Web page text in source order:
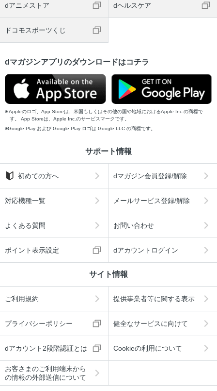
dアニメストア dヘルスケア
ドコモスポーツくじ
dマガジンアプリのダウンロードはコチラ
Appleのロゴ、App Storeは、米国もしくはその他の国や地域におけるApple Inc.の商標で
す。 App Storeは、Apple Inc.のサービスマークです。
Google Play および Google Play ロゴは Google LLC の商標です。
サポート情報
初めての方へ dマガジン会員登録/解除
対応機種一覧 メールサービス登録/解除
よくある質問 お問い合わせ
ポイント表示設定 dアカウントログイン
サイト情報
ご利用規約 提供事業者等に関する表示
プライバシーポリシー 健全なサービスに向けて
dアカウント2段階認証とは Cookieの利用について
お客さまのご利用端末から
の情報の外部送信について